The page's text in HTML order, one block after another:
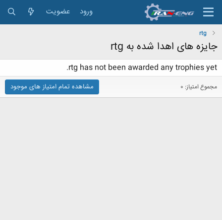
ورود عضویت
rtg
جایزه های اهدا شده به rtg
rtg has not been awarded any trophies yet.
مجموع امتیاز: 0 مشاهده تمام امتیاز های موجود